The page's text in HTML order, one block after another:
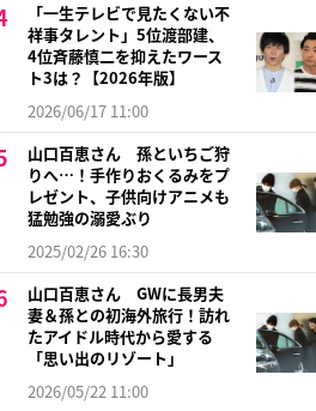
「一生テレビで見たくない不
祥事タレント」5位渡部建、
4位斉藤慎二を抑えたワース
ト3は？【2026年版】
2026/06/17 11:00
山口百恵さん 孫といちご狩
りへ…！手作りおくるみをプ
レゼント、子供向けアニメも
猛勉強の溺愛ぶり
2025/02/26 16:30
山口百恵さん GWに長男夫
妻＆孫との初海外旅行！訪れ
たアイドル時代から愛する
「思い出のリゾート」
2026/05/22 11:00